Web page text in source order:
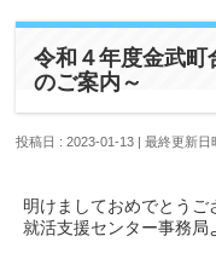
令和４年度金武
のご案内～
投稿日 : 2023-01-13 最終更新日
明けましておめでとうご
就活支援センター事務局